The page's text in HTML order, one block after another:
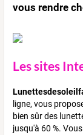
vous rendre
Les sites
ligne, vous
bien sûr des
jusqu'à 60 %.